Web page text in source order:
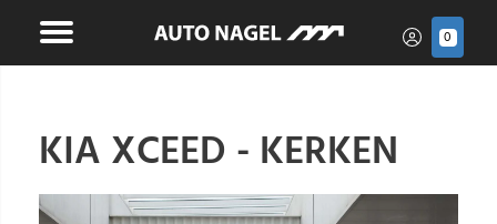
0
KIA XCEED - KERKEN